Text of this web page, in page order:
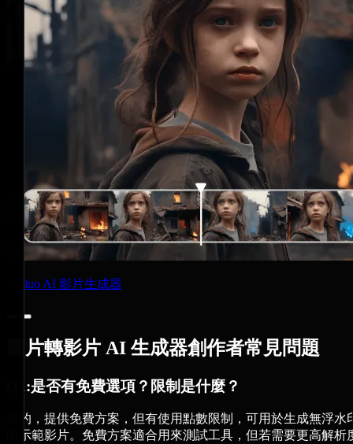
Hailuo AI 影片生成器
圖片轉影片 AI 生成器創作者常見問題
Q1:是否有免費選項？限制是什麼？
是的，提供免費方案，但有使用點數限制，可用於生成無浮水
的示範影片。免費方案適合用來測試工具，但若需要更高解析